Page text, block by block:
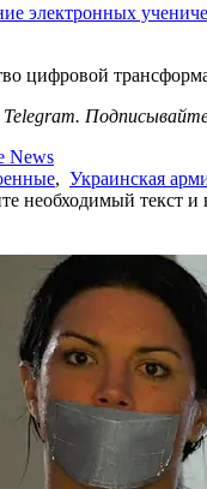
электронных
цифровой
Telegram.
News
, Украинская
необходимый текст